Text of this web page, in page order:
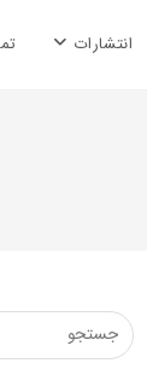
انتشارات